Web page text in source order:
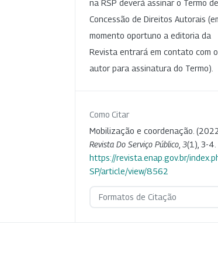
na RSP deverá assinar o Termo de
Concessão de Direitos Autorais
momento oportuno a editoria da
Revista entrará em contato com o
autor para assinatura do Termo).
Como Citar
Mobilização e coordenação.
Revista Do Serviço Público 3(1), 3-4.
https://revista.enap.gov.br/
SP/article/view/8562
Formatos de Citação